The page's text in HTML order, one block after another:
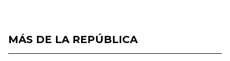
MÁS DE LA REPÚBLICA